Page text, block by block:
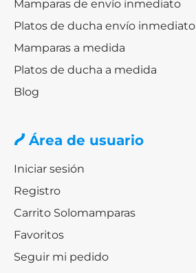
Mamparas de envío inmediato
Platos de ducha envío inmediato
Mamparas a medida
Platos de ducha a medida
Blog
Área de usuario
Iniciar sesión
Registro
Carrito Solomamparas
Favoritos
Seguir mi pedido